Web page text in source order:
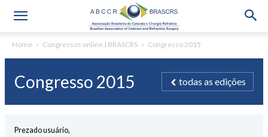
Home Congressos online | BRASCRS Congresso 2015
Congresso 2015 todas as edições
Prezado usuário,